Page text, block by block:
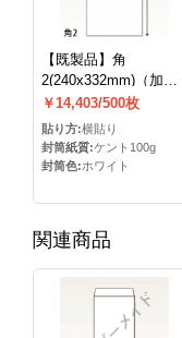
【既製品】角
2(240x332mm)（加工
なし）
￥14,403/500枚
貼り方:横貼り
封筒紙質:ケント100g
封筒色:ホワイト
関連商品